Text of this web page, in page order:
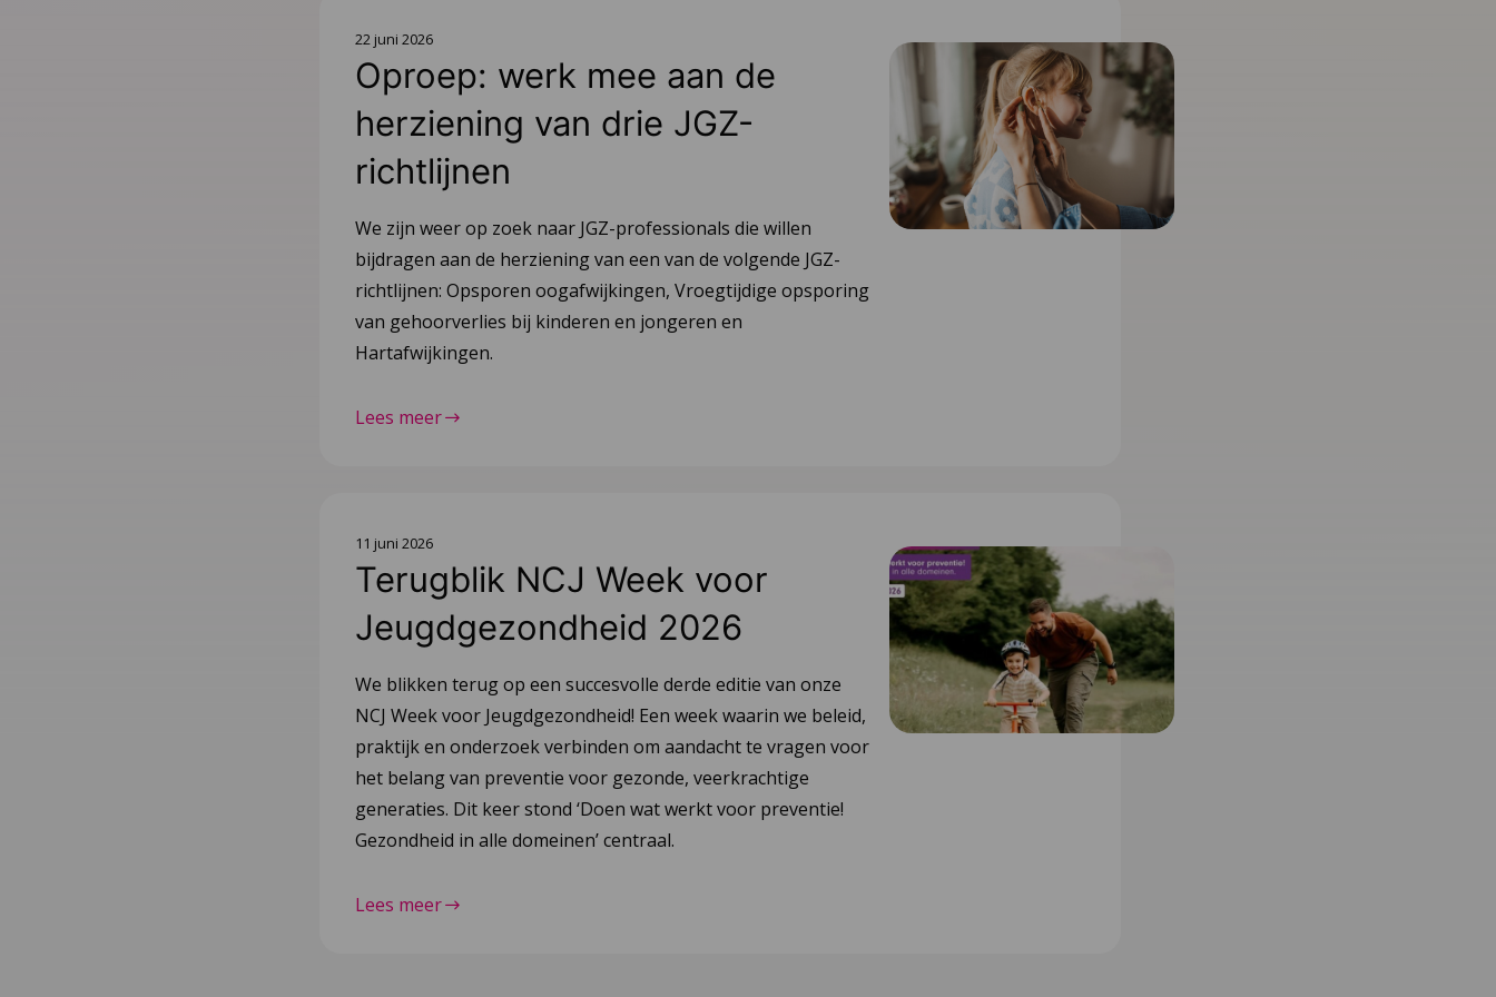
22 juni 2026
Oproep: werk mee aan de
herziening van drie JGZ-
richtlijnen
We zijn weer op zoek naar JGZ-professionals die willen
bijdragen aan de herziening van een van de volgende JGZ-
richtlijnen: Opsporen oogafwijkingen, Vroegtijdige opsporing
van gehoorverlies bij kinderen en jongeren en
Hartafwijkingen.
Lees meer
11 juni 2026
Terugblik NCJ Week voor
Jeugdgezondheid 2026
We blikken terug op een succesvolle derde editie van onze
NCJ Week voor Jeugdgezondheid! Een week waarin we beleid,
praktijk en onderzoek verbinden om aandacht te vragen voor
het belang van preventie voor gezonde, veerkrachtige
generaties. Dit keer stond ‘Doen wat werkt voor preventie!
Gezondheid in alle domeinen’ centraal.
Lees meer